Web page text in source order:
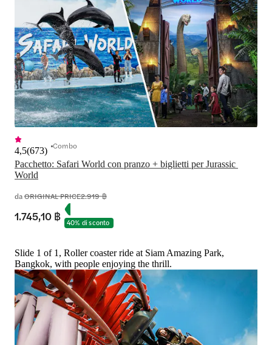
Pacchetto: Safari World con pranzo + biglietti per Jurassic
World
4,5(673) Combo
daORIGINAL PRICE2.919 ฿
1.745,10 ฿ 40% di sconto
Slide 1 of 1, Roller coaster ride at Siam Amazing Park,
Bangkok, with people enjoying the thrill.